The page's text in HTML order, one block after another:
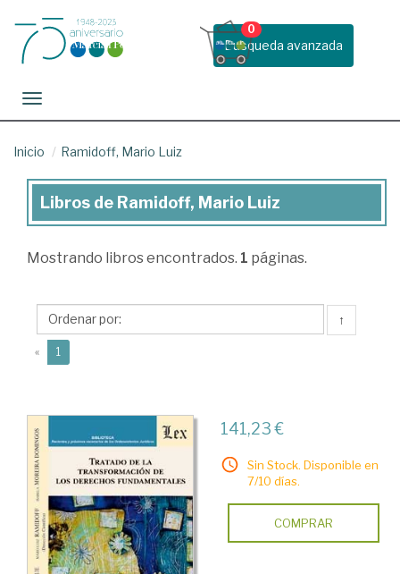
Busqueda avanzada
0
Toggle navigation
Inicio Ramidoff, Mario Luiz
Libros
Ramidoff,
Luiz
Libros de Ramidoff, Mario Luiz
Mostrando libros encontrados. 1 páginas.
↑
« 1
141,23 €
Sin Stock. Disponible en
7/10 días.
COMPRAR